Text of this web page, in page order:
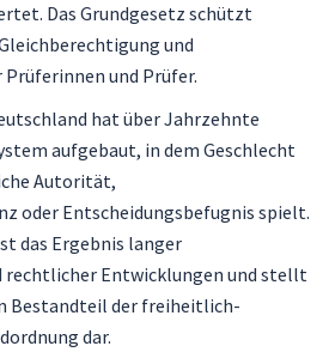
Das Grundgesetz schützt
und
und Prüfer.
hat über Jahrzehnte
aufgebaut, in dem Geschlecht
Autorität,
oder Entscheidungsbefugnis spielt.
das Ergebnis langer
rechtlicher Entwicklungen und stellt
Bestandteil der freiheitlich-
dar.